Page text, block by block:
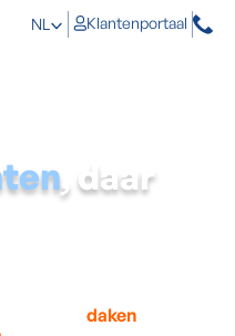
NL Klantenportaal
, daar
Je bent zeker niet
daken